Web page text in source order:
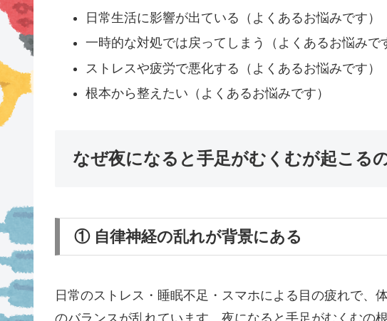
日常生活に影響が出ている（よくあるお悩みです）
一時的な対処では戻ってしまう（よくあるお悩みで
ストレスや疲労で悪化する（よくあるお悩みです）
根本から整えたい（よくあるお悩みです）
なぜ夜になると手足がむくむが起こる
① 自律神経の乱れが背景にある
日常のストレス・睡眠不足・スマホによる目の疲れで、